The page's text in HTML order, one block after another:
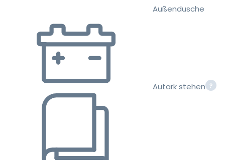
Außendusche
Autark stehen